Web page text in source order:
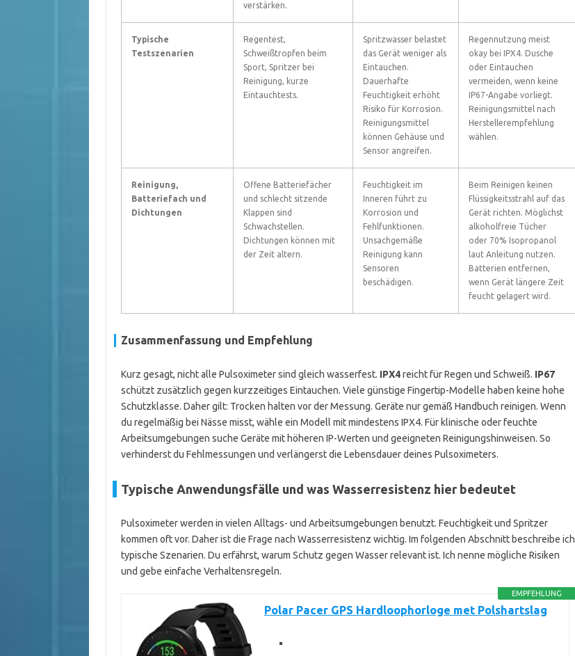
verstärken.
Typische
Testszenarien
Regentest,
Schweißtropfen beim
Sport, Spritzer bei
Reinigung, kurze
Eintauchtests.
Spritzwasser belastet
das Gerät weniger als
Eintauchen.
Dauerhafte
Feuchtigkeit erhöht
Risiko für Korrosion.
Reinigungsmittel
können Gehäuse und
Sensor angreifen.
Regennutzung meist
okay bei IPX4. Dusche
oder Eintauchen
vermeiden, wenn keine
IP67-Angabe vorliegt.
Reinigungsmittel nach
Herstellerempfehlung
wählen.
Reinigung,
Batteriefach und
Dichtungen
Offene Batteriefächer
und schlecht sitzende
Klappen sind
Schwachstellen.
Dichtungen können mit
der Zeit altern.
Feuchtigkeit im
Inneren führt zu
Korrosion und
Fehlfunktionen.
Unsachgemäße
Reinigung kann
Sensoren
beschädigen.
Beim Reinigen keinen
Flüssigkeitsstrahl auf das
Gerät richten. Möglichst
alkoholfreie Tücher
oder 70% Isopropanol
laut Anleitung nutzen.
Batterien entfernen,
wenn Gerät längere Zeit
feucht gelagert wird.
Zusammenfassung und Empfehlung
Kurz gesagt, nicht alle Pulsoximeter sind gleich wasserfest. IPX4reicht für Regen und Schweiß. IP67
schützt zusätzlich gegen kurzzeitiges Eintauchen. Viele günstige Fingertip-Modelle haben keine hohe
Schutzklasse. Daher gilt: Trocken halten vor der Messung. Geräte nur gemäß Handbuch reinigen. Wenn
du regelmäßig bei Nässe misst, wähle ein Modell mit mindestens IPX4. Für klinische oder feuchte
Arbeitsumgebungen suche Geräte mit höheren IP-Werten und geeigneten Reinigungshinweisen. So
verhinderst du Fehlmessungen und verlängerst die Lebensdauer deines Pulsoximeters.
Typische Anwendungsfälle und was Wasserresistenz hier bedeutet
Pulsoximeter werden in vielen Alltags- und Arbeitsumgebungen benutzt. Feuchtigkeit und Spritzer
kommen oft vor. Daher ist die Frage nach Wasserresistenz wichtig. Im folgenden Abschnitt beschreibe ich
typische Szenarien. Du erfährst, warum Schutz gegen Wasser relevant ist. Ich nenne mögliche Risiken
und gebe einfache Verhaltensregeln.
EMPFEHLUNG
Polar Pacer GPS Hardloophorloge met Polshartslag